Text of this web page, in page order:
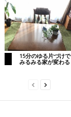
15分のゆる片づけで
みるみる家が変わる